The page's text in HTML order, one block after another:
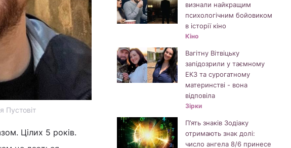
Пустовіт
Цілих 5 років.
визнали найкращим
психологічним бойовиком
в історії кіно
Кіно
Вагітну Вітвіцьку
запідозрили у таємному
ЕКЗ та сурогатному
материнстві - вона
відповіла
Зірки
П’ять знаків Зодіаку
отримають знак долі:
число ангела 8/6 принесе